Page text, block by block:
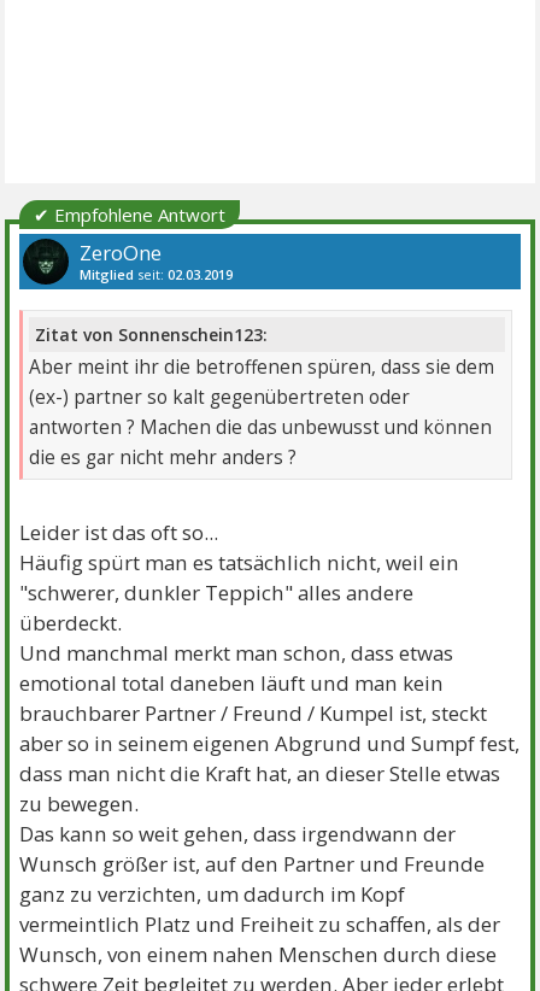
✔ Empfohlene Antwort
ZeroOne
Mitglied seit:02.03.2019
Zitat von Sonnenschein123:
Aber meint ihr die betroffenen spüren, dass sie dem
(ex-) partner so kalt gegenübertreten oder
antworten ? Machen die das unbewusst und können
die es gar nicht mehr anders ?
Leider ist das oft so...
Häufig spürt man es tatsächlich nicht, weil ein
"schwerer, dunkler Teppich" alles andere
überdeckt.
Und manchmal merkt man schon, dass etwas
emotional total daneben läuft und man kein
brauchbarer Partner / Freund / Kumpel ist, steckt
aber so in seinem eigenen Abgrund und Sumpf fest,
dass man nicht die Kraft hat, an dieser Stelle etwas
zu bewegen.
Das kann so weit gehen, dass irgendwann der
Wunsch größer ist, auf den Partner und Freunde
ganz zu verzichten, um dadurch im Kopf
vermeintlich Platz und Freiheit zu schaffen, als der
Wunsch, von einem nahen Menschen durch diese
schwere Zeit begleitet zu werden. Aber jeder erlebt